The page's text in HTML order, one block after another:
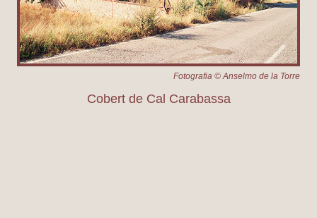
Fotografia © Anselmo de la Torre
Cobert de Cal Carabassa